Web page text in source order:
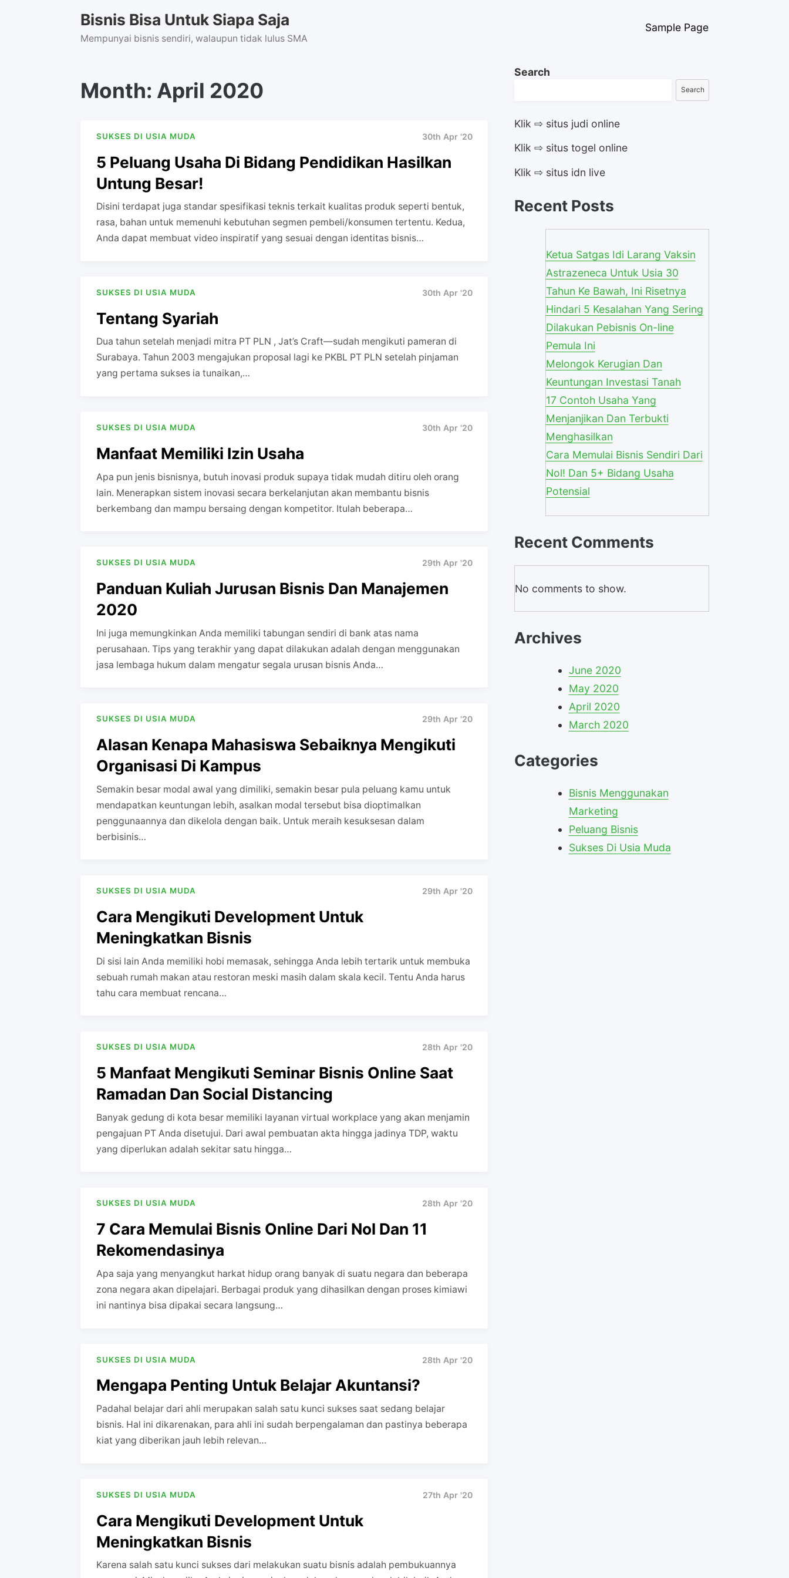
content
Bisnis Bisa Untuk Siapa Saja
Mempunyai bisnis sendiri, walaupun tidak lulus SMA
Sample Page
Month: April 2020
SUKSES DI USIA MUDA 30th Apr '20
5 Peluang Usaha Di Bidang Pendidikan Hasilkan
Untung Besar!
Disini terdapat juga standar spesifikasi teknis terkait kualitas produk seperti bentuk,
rasa, bahan untuk memenuhi kebutuhan segmen pembeli/konsumen tertentu. Kedua,
Anda dapat membuat video inspiratif yang sesuai dengan identitas bisnis…
SUKSES DI USIA MUDA 30th Apr '20
Tentang Syariah
Dua tahun setelah menjadi mitra PT PLN , Jat’s Craft—sudah mengikuti pameran di
Surabaya. Tahun 2003 mengajukan proposal lagi ke PKBL PT PLN setelah pinjaman
yang pertama sukses ia tunaikan,…
SUKSES DI USIA MUDA 30th Apr '20
Manfaat Memiliki Izin Usaha
Apa pun jenis bisnisnya, butuh inovasi produk supaya tidak mudah ditiru oleh orang
lain. Menerapkan sistem inovasi secara berkelanjutan akan membantu bisnis
berkembang dan mampu bersaing dengan kompetitor. Itulah beberapa…
SUKSES DI USIA MUDA 29th Apr '20
Panduan Kuliah Jurusan Bisnis Dan Manajemen
2020
Ini juga memungkinkan Anda memiliki tabungan sendiri di bank atas nama
perusahaan. Tips yang terakhir yang dapat dilakukan adalah dengan menggunakan
jasa lembaga hukum dalam mengatur segala urusan bisnis Anda…
SUKSES DI USIA MUDA 29th Apr '20
Alasan Kenapa Mahasiswa Sebaiknya Mengikuti
Organisasi Di Kampus
Semakin besar modal awal yang dimiliki, semakin besar pula peluang kamu untuk
mendapatkan keuntungan lebih, asalkan modal tersebut bisa dioptimalkan
penggunaannya dan dikelola dengan baik. Untuk meraih kesuksesan dalam
berbisinis…
SUKSES DI USIA MUDA 29th Apr '20
Cara Mengikuti Development Untuk
Meningkatkan Bisnis
Di sisi lain Anda memiliki hobi memasak, sehingga Anda lebih tertarik untuk membuka
sebuah rumah makan atau restoran meski masih dalam skala kecil. Tentu Anda harus
tahu cara membuat rencana…
SUKSES DI USIA MUDA 28th Apr '20
5 Manfaat Mengikuti Seminar Bisnis Online Saat
Ramadan Dan Social Distancing
Banyak gedung di kota besar memiliki layanan virtual workplace yang akan menjamin
pengajuan PT Anda disetujui. Dari awal pembuatan akta hingga jadinya TDP, waktu
yang diperlukan adalah sekitar satu hingga…
SUKSES DI USIA MUDA 28th Apr '20
7 Cara Memulai Bisnis Online Dari Nol Dan 11
Rekomendasinya
Apa saja yang menyangkut harkat hidup orang banyak di suatu negara dan beberapa
zona negara akan dipelajari. Berbagai produk yang dihasilkan dengan proses kimiawi
ini nantinya bisa dipakai secara langsung…
SUKSES DI USIA MUDA 28th Apr '20
Mengapa Penting Untuk Belajar Akuntansi?
Padahal belajar dari ahli merupakan salah satu kunci sukses saat sedang belajar
bisnis. Hal ini dikarenakan, para ahli ini sudah berpengalaman dan pastinya beberapa
kiat yang diberikan jauh lebih relevan…
SUKSES DI USIA MUDA 27th Apr '20
Cara Mengikuti Development Untuk
Meningkatkan Bisnis
Karena salah satu kunci sukses dari melakukan suatu bisnis adalah pembukuannya
Search
Search
Klik ⇨ situs judi online
Klik ⇨ situs togel online
Klik ⇨ situs idn live
Recent Posts
Ketua Satgas Idi Larang Vaksin
Astrazeneca Untuk Usia 30
Tahun Ke Bawah, Ini Risetnya
Hindari 5 Kesalahan Yang Sering
Dilakukan Pebisnis On-line
Pemula Ini
Melongok Kerugian Dan
Keuntungan Investasi Tanah
17 Contoh Usaha Yang
Menjanjikan Dan Terbukti
Menghasilkan
Cara Memulai Bisnis Sendiri Dari
Nol! Dan 5+ Bidang Usaha
Potensial
Recent Comments
No comments to show.
Archives
June 2020
May 2020
April 2020
March 2020
Categories
Bisnis Menggunakan
Marketing
Peluang Bisnis
Sukses Di Usia Muda